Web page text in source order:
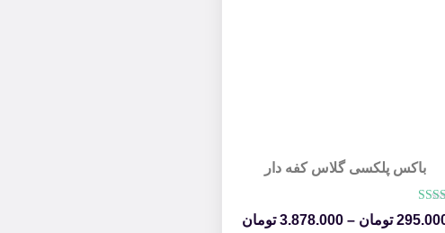
باکس پلکسی گلاس کفه دار
امتیاز
5.00
تومان –
3.878.000 تومان